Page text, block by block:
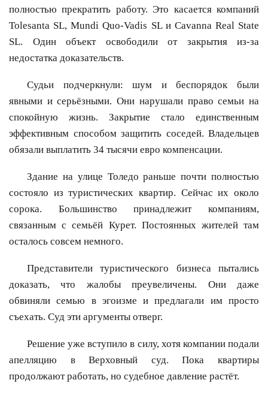
полностью прекратить работу. Это касается компаний
Tolesanta SL, Mundi Quo-Vadis SL и Cavanna Real State
SL. Один объект освободили от закрытия из-за
недостатка доказательств.
Судьи подчеркнули: шум и беспорядок были
явными и серьёзными. Они нарушали право семьи на
спокойную жизнь. Закрытие стало единственным
эффективным способом защитить соседей. Владельцев
обязали выплатить 34 тысячи евро компенсации.
Здание на улице Толедо раньше почти полностью
состояло из туристических квартир. Сейчас их около
сорока. Большинство принадлежит компаниям,
связанным с семьёй Курет. Постоянных жителей там
осталось совсем немного.
Представители туристического бизнеса пытались
доказать, что жалобы преувеличены. Они даже
обвиняли семью в эгоизме и предлагали им просто
съехать. Суд эти аргументы отверг.
Решение уже вступило в силу, хотя компании подали
апелляцию в Верховный суд. Пока квартиры
продолжают работать, но судебное давление растёт.